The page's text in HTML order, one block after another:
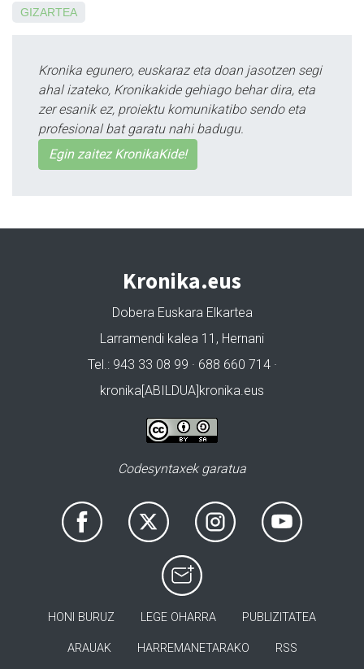
GIZARTEA
Kronika egunero, euskaraz eta doan jasotzen segi
ahal izateko, Kronikakide gehiago behar dira, eta
zer esanik ez, proiektu komunikatibo sendo eta
profesional bat garatu nahi badugu.
Egin zaitez KronikaKide!
Kronika.eus
Dobera Euskara Elkartea
Larramendi kalea 11, Hernani
Tel.: 943 33 08 99 · 688 660 714 ·
kronika[ABILDUA]kronika.eus
Codesyntaxek garatua
HONI BURUZ LEGE OHARRA PUBLIZITATEA
ARAUAK HARREMANETARAKO RSS